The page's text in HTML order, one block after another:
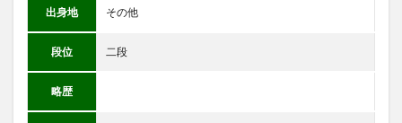
出身地 その他
段位 二段
略歴